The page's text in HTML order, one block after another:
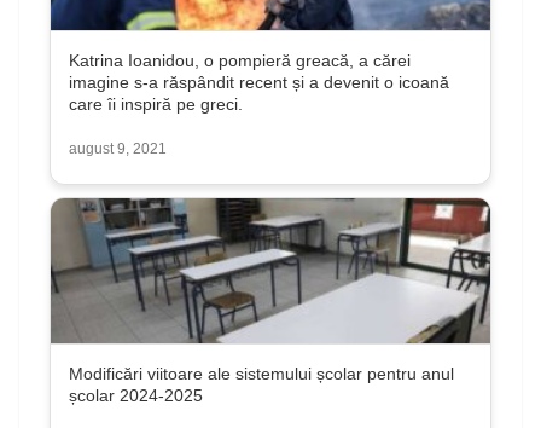
Katrina Ioanidou, o pompieră greacă, a cărei
imagine s-a răspândit recent și a devenit o icoană
care îi inspiră pe greci.
august 9, 2021
Modificări viitoare ale sistemului școlar pentru anul
școlar 2024-2025